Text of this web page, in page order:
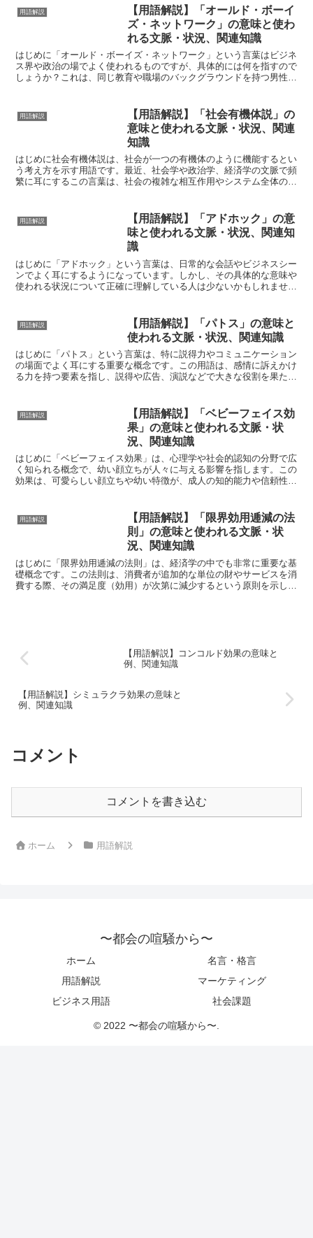
用語解説
【用語解説】「オールド・ボーイ
ズ・ネットワーク」の意味と使わ
れる文脈・状況、関連知識
はじめに「オールド・ボーイズ・ネットワーク」という言葉はビジネ
ス界や政治の場でよく使われるものですが、具体的には何を指すので
しょうか？これは、同じ教育や職場のバックグラウンドを持つ男性た
用語解説
【用語解説】「社会有機体説」の
意味と使われる文脈・状況、関連
知識
はじめに社会有機体説は、社会が一つの有機体のように機能するとい
う考え方を示す用語です。最近、社会学や政治学、経済学の文脈で頻
繁に耳にするこの言葉は、社会の複雑な相互作用やシステム全体の調
用語解説
【用語解説】「アドホック」の意
味と使われる文脈・状況、関連知
識
はじめに「アドホック」という言葉は、日常的な会話やビジネスシー
ンでよく耳にするようになっています。しかし、その具体的な意味や
使われる状況について正確に理解している人は少ないかもしれませ
用語解説
【用語解説】「パトス」の意味と
使われる文脈・状況、関連知識
はじめに「パトス」という言葉は、特に説得力やコミュニケーション
の場面でよく耳にする重要な概念です。この用語は、感情に訴えかけ
る力を持つ要素を指し、説得や広告、演説などで大きな役割を果たし
用語解説
【用語解説】「ベビーフェイス効
果」の意味と使われる文脈・状
況、関連知識
はじめに「ベビーフェイス効果」は、心理学や社会的認知の分野で広
く知られる概念で、幼い顔立ちが人々に与える影響を指します。この
効果は、可愛らしい顔立ちや幼い特徴が、成人の知的能力や信頼性に
用語解説
【用語解説】「限界効用逓減の法
則」の意味と使われる文脈・状
況、関連知識
はじめに「限界効用逓減の法則」は、経済学の中でも非常に重要な基
礎概念です。この法則は、消費者が追加的な単位の財やサービスを消
費する際、その満足度（効用）が次第に減少するという原則を示して
【用語解説】コンコルド効果の意味と
例、関連知識
【用語解説】シミュラクラ効果の意味と
例、関連知識
コメント
コメントを書き込む
ホーム 用語解説
〜都会の喧騒から〜
ホーム
名言・格言
用語解説
マーケティング
ビジネス用語
社会課題
© 2022 〜都会の喧騒から〜.